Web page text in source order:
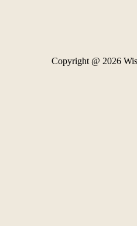
Copyright @ 2026